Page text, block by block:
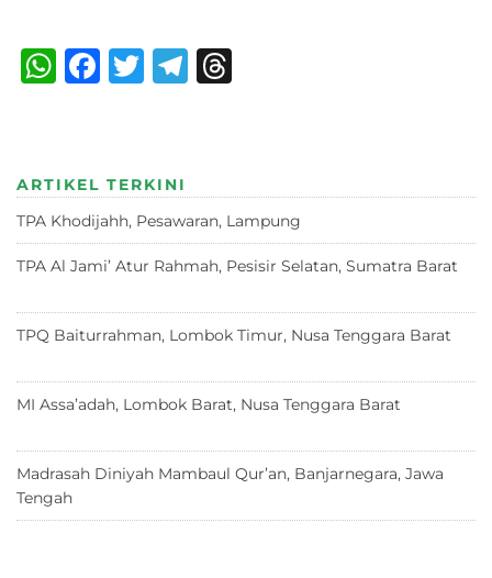
W
s
A
p
p
F
e
b
o
o
k
T
te
r
T
ra
m
d
s
ARTIKEL TERKINI
TPA Khodijahh, Pesawaran, Lampung
TPA Al Jami’ Atur Rahmah, Pesisir Selatan, Sumatra Barat
TPQ Baiturrahman, Lombok Timur, Nusa Tenggara Barat
MI Assa’adah, Lombok Barat, Nusa Tenggara Barat
Madrasah Diniyah Mambaul Qur’an, Banjarnegara, Jawa
Tengah